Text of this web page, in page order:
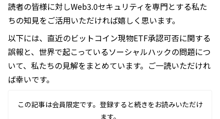
読者の皆様に対しWeb3.0セキュリティを専門とする私た
ちの知見をご活用いただければ嬉しく思います。
以下には、直近のビットコイン現物ETF承認可否に関する
誤報と、世界で起こっているソーシャルハックの問題につ
いて、私たちの見解をまとめています。ご一読いただけれ
ば幸いです。
この記事は会員限定です。登録すると続きをお読みいただけ
ます。